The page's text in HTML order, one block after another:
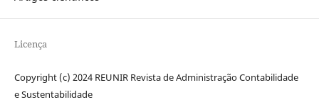
Licença
Copyright (c) 2024 REUNIR Revista de Administração Contabilidade
e Sustentabilidade